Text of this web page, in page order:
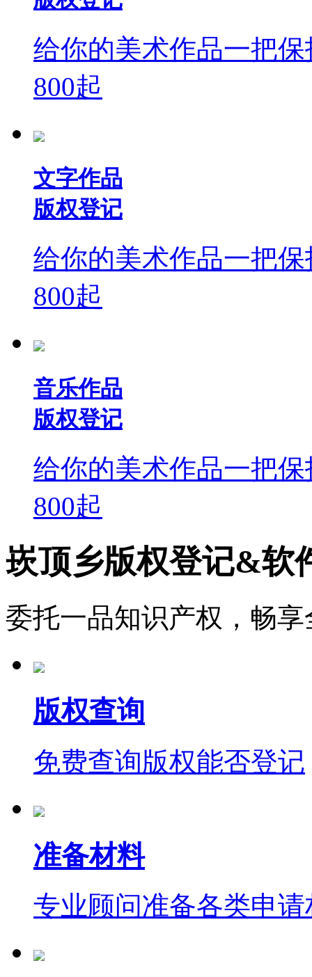
给你的美术作品一把保
800起
文字作品
版权登记
给你的美术作品一把保
800起
音乐作品
版权登记
给你的美术作品一把保
800起
崁顶乡版权登记&软
委托一品知识产权，畅
版权查询
免费查询版权能否登记
准备材料
专业顾问准备各类申请